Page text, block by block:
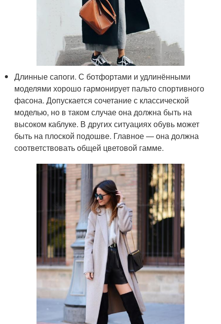
Длинные сапоги. С ботфортами и удлинёнными
моделями хорошо гармонирует пальто спортивного
фасона. Допускается сочетание с классической
моделью, но в таком случае она должна быть на
высоком каблуке. В других ситуациях обувь может
быть на плоской подошве. Главное — она должна
соответствовать общей цветовой гамме.